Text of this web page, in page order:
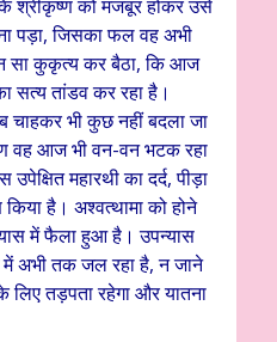
श्रीकृष्ण को मजबूर होकर उसे
पड़ा, जिसका फल वह अभी
सा कुकृत्य कर बैठा, कि आज
सत्य तांडव कर रहा है।
भी कुछ नहीं बदला जा
वह आज भी वन-वन भटक रहा
महारथी का दर्द, पीड़ा
है। अश्वत्थामा को होने
में फैला हुआ है। उपन्यास
में अभी तक जल रहा है, न जाने
तड़पता रहेगा और यातना